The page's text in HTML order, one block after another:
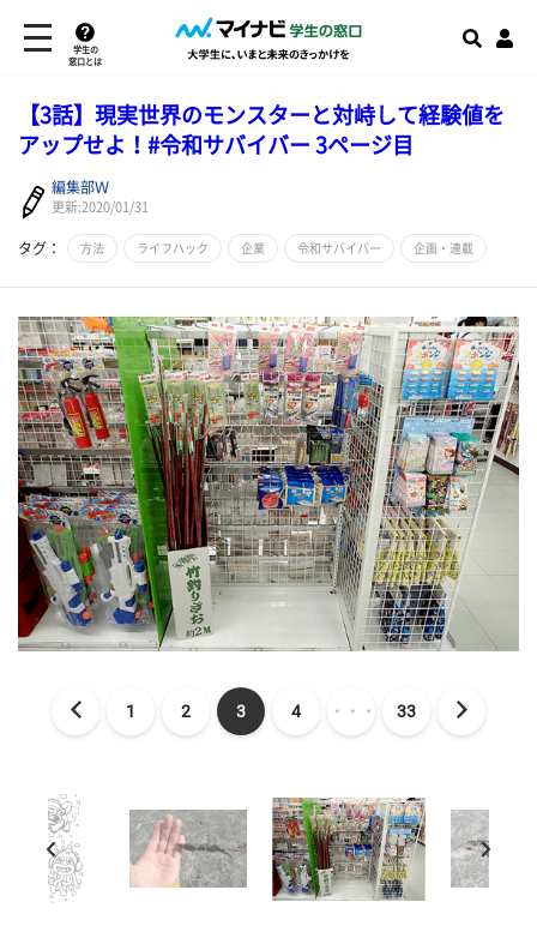
学生の
窓口とは
【3話】現実世界のモンスターと対峙して経験値を
アップせよ！#令和サバイバー 3ページ目
編集部Ｗ
更新:2020/01/31
タグ： 方法 ライフハック 企業 令和サバイバー 企画・連載
1 2 3 4 ・・・ 33